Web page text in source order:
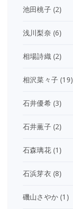
池田桃子(2)
浅川梨奈 (6)
相場詩織(2)
相沢菜々子 (19)
石井優希(3)
石井薫子(2)
石森璃花(1)
石浜芽衣 (8)
磯山さやか (1)